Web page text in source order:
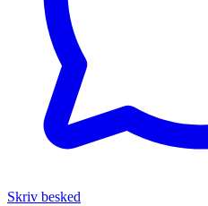
Skriv besked